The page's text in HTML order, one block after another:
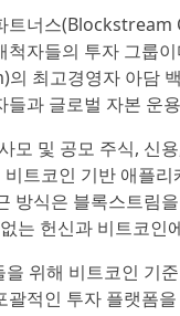
트너스
척자들의 투자 그룹
최고경영자 아담
들과 글로벌 자본 운
모 및 공모 주식, 신
트코인 기반 애플
방식은 블록스트림
는 헌신과 비트코인
을 위해 비트코인 기
괄적인 투자 플랫폼